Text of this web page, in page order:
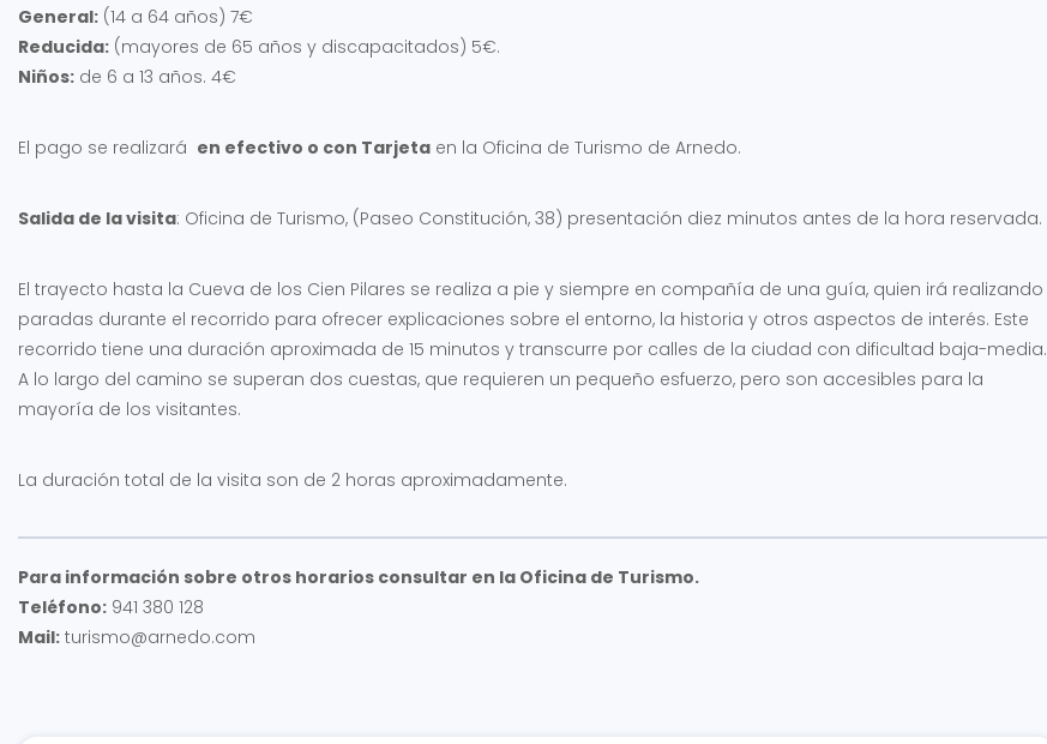
General: (14 a 64 años) 7€
Reducida: (mayores de 65 años y discapacitados) 5€.
Niños: de 6 a 13 años. 4€
El pago se realizará en efectivo o con Tarjeta en la Oficina de Turismo de Arnedo.
Salida de la visita: Oficina de Turismo, (Paseo Constitución, 38) presentación diez minutos antes de la hora reservada.
El trayecto hasta la Cueva de los Cien Pilares se realiza a pie y siempre en compañía de una guía, quien irá realizando
paradas durante el recorrido para ofrecer explicaciones sobre el entorno, la historia y otros aspectos de interés. Este
recorrido tiene una duración aproximada de 15 minutos y transcurre por calles de la ciudad con dificultad baja-media.
A lo largo del camino se superan dos cuestas, que requieren un pequeño esfuerzo, pero son accesibles para la
mayoría de los visitantes.
La duración total de la visita son de 2 horas aproximadamente.
Para información sobre otros horarios consultar en la Oficina de Turismo.
Teléfono: 941 380 128
Mail: turismo@arnedo.com